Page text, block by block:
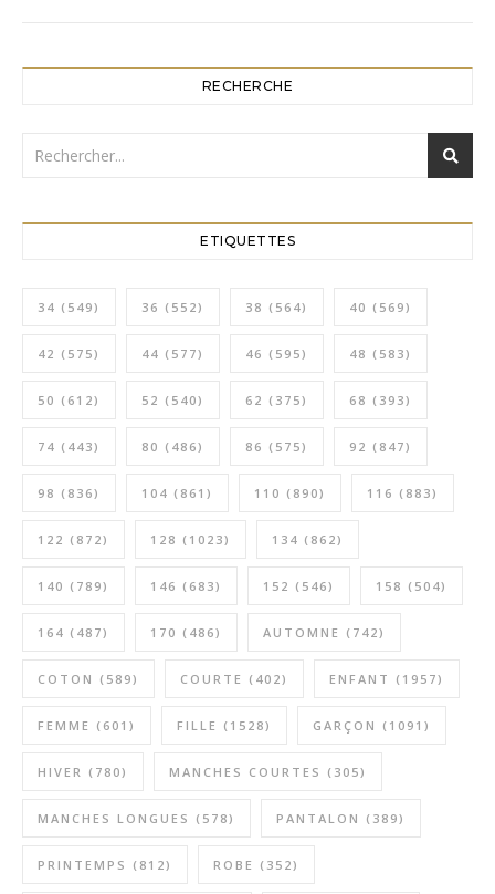
RECHERCHE
ETIQUETTES
34 (549) 36 (552) 38 (564) 40 (569)
42 (575) 44 (577) 46 (595) 48 (583)
50 (612) 52 (540) 62 (375) 68 (393)
74 (443) 80 (486) 86 (575) 92 (847)
98 (836) 104 (861) 110 (890) 116 (883)
122 (872) 128 (1023) 134 (862)
140 (789) 146 (683) 152 (546) 158 (504)
164 (487) 170 (486) AUTOMNE (742)
COTON (589) COURTE (402) ENFANT (1957)
FEMME (601) FILLE (1528) GARÇON (1091)
HIVER (780) MANCHES COURTES (305)
MANCHES LONGUES (578) PANTALON (389)
PRINTEMPS (812) ROBE (352)